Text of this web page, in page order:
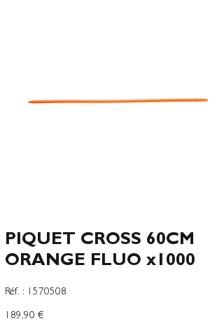
PIQUET CROSS 60CM
ORANGE FLUO x1000
Réf. :
SKU
1570508
1570508
Precio
189,90 €